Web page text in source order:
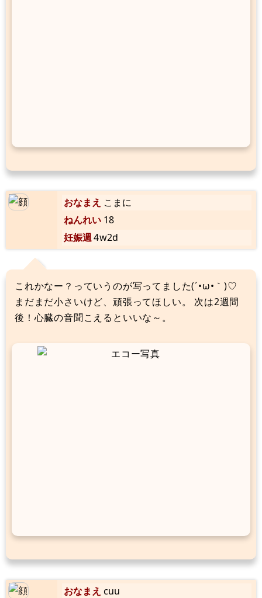
おなまえ こまに
ねんれい 18
妊娠週4w2d
これかなー？っていうのが写ってました(´•ω•｀)♡
まだまだ小さいけど、頑張ってほしい。 次は2週間
後！心臓の音聞こえるといいな～。
おなまえ cuu